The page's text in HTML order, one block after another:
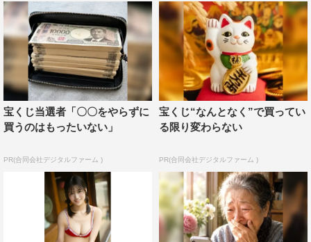
宝くじ当選者「〇〇をやらずに
買うのはもったいない」
PR(合同会社デジタルファーム )
宝くじ“なんとなく”で買ってい
る限り変わらない
PR(合同会社デジタルファーム )